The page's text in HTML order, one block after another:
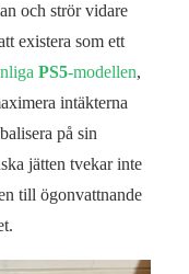
och strör vidare
existera som ett
PS5-modellen,
intäkterna
på sin
jätten tvekar inte
till ögonvattnande